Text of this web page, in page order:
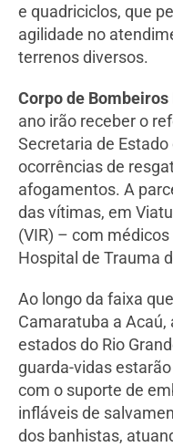
e quadriciclos, que
agilidade no
terrenos diversos.
Corpo de
ano irão receber o
Secretaria de
ocorrências de
afogamentos. A
das vítimas, em
(VIR) – com
Hospital de Trauma
Ao longo da faixa
Camaratuba a
estados do Rio
guarda-vidas
com o suporte de
infláveis de
dos banhistas,